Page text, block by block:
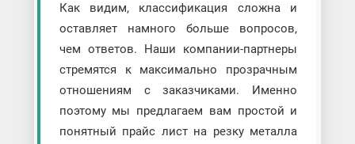
Как видим, классификация сложна и
оставляет намного больше вопросов,
чем ответов. Наши компании-партнеры
стремятся к максимально прозрачным
отношениям с заказчиками. Именно
поэтому мы предлагаем вам простой и
понятный прайс лист на резку металла